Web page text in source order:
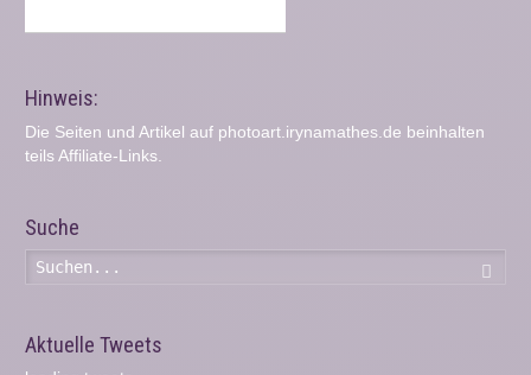
Hinweis:
Die Seiten und Artikel auf photoart.irynamathes.de beinhalten
teils Affiliate-Links.
Suche
Aktuelle Tweets